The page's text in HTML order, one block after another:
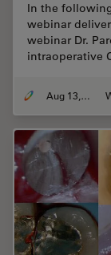
In the
webinar
webinar Dr.
intraoperative
Aug 13, 2020